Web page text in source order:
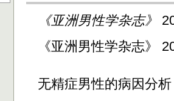
《亚洲男性学杂志》
《亚洲男性学杂志》
无精症男性的病因分析